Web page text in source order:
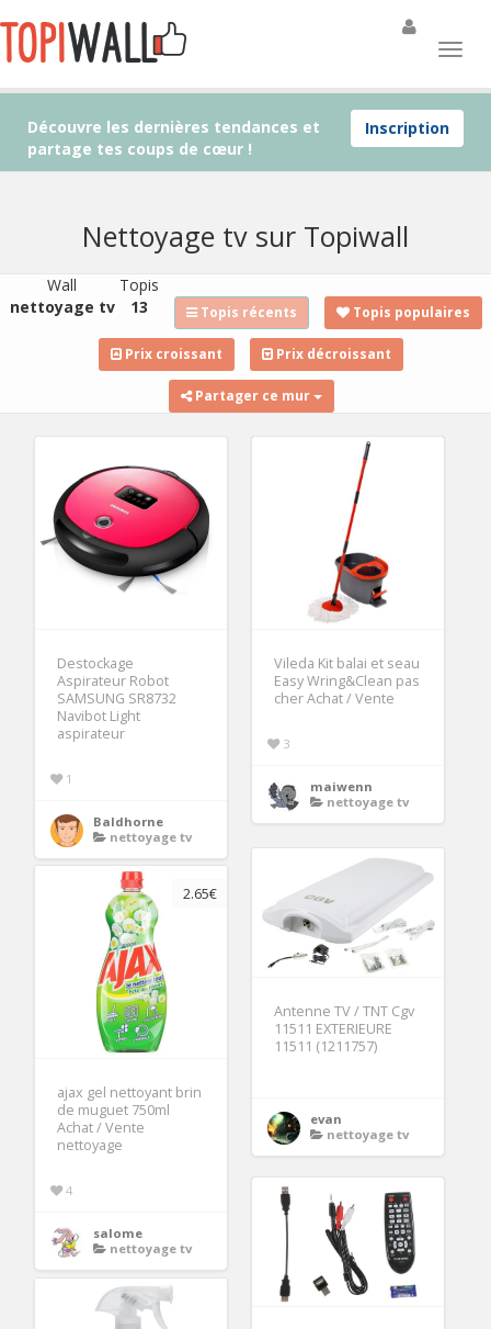
Inscription
Découvre les dernières tendances et
partage tes coups de cœur !
Nettoyage tv sur Topiwall
Wall
nettoyage tv
Topis
13
Topis récents Topis populaires
Prix croissant Prix décroissant
Partager ce mur
Destockage
Aspirateur Robot
SAMSUNG SR8732
Navibot Light
aspirateur
1
Baldhorne
nettoyage tv
Vileda Kit balai et seau
Easy Wring&Clean pas
cher Achat / Vente
3
maiwenn
nettoyage tv
Antenne TV / TNT Cgv
11511 EXTERIEURE
11511 (1211757)
evan
nettoyage tv
2.65€
ajax gel nettoyant brin
de muguet 750ml
Achat / Vente
nettoyage
4
salome
nettoyage tv